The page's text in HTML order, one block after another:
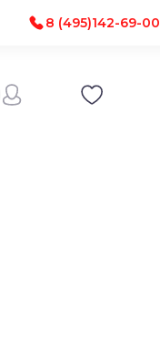
8 (495)142-69-00